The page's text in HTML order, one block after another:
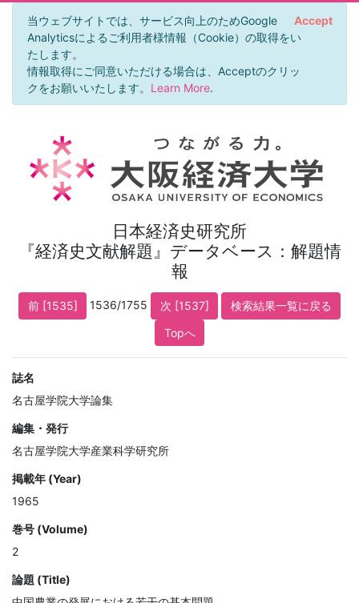
当ウェブサイトでは、サービス向上のためGoogle
Analyticsによるご利用者様情報（Cookie）の取得をい
たします。
情報取得にご同意いただける場合は、Acceptのクリッ
クをお願いいたします。 Learn More.
Accept
日本経済史研究所
『経済史文献解題』データベース：解題情
報
前 [1535] 1536/1755 次 [1537]
検索結果一覧に戻る
Topへ
誌名
名古屋学院大学論集
編集・発行
名古屋学院大学産業科学研究所
掲載年 (Year)
1965
巻号 (Volume)
2
論題 (Title)